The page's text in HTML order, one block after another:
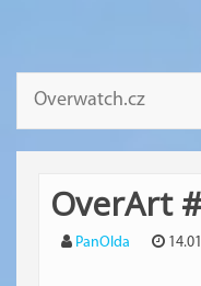
Overwatch.cz
OverArt
PanOlda